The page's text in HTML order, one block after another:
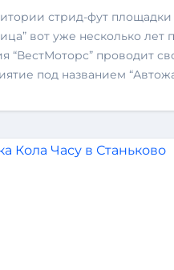
вот уже несколько лет
“ВестМоторс” проводит
под названием